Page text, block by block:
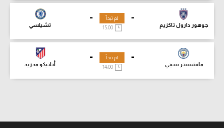
-
جوهور دارول تاكزيم
-
تشيلسي
لم تبدأ
15:00
-
مانشستر سيتي
-
أتلتيكو مدريد
لم تبدأ
14:00